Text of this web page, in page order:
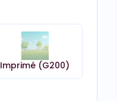
Imprimé (G200)